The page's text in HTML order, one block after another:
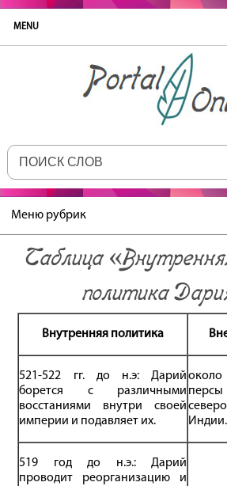
MENU
Меню рубрик
Таблица
политика
Внутренняя политика
521-522 гг. до н.э: Дарий
борется с различными
восстаниями внутри своей
империи и подавляет их.
Индии.
519 год до н.э.: Дарий
проводит реорганизацию и